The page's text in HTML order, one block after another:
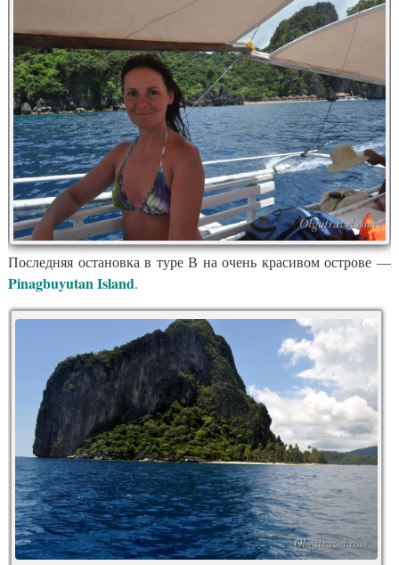
Последняя остановка в туре В на очень красивом острове —
Pinagbuyutan Island.